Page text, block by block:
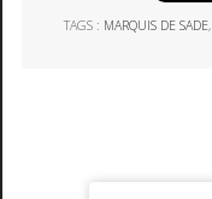
TAGS : MARQUIS DE SADE,